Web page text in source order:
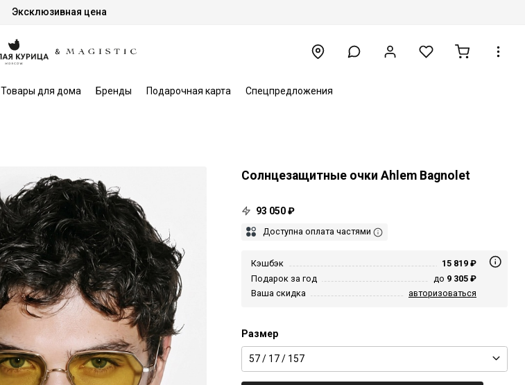
Эксклюзивная цена
Товары для дома Бренды Подарочная карта Спецпредложения
Солнцезащитные очки Ahlem Bagnolet
93 050 ₽
Доступна оплата частями
Кэшбэк
15 819 ₽
Подарок за год
до 9 305 ₽
Ваша скидка
авторизоваться
Размер
57 / 17 / 157